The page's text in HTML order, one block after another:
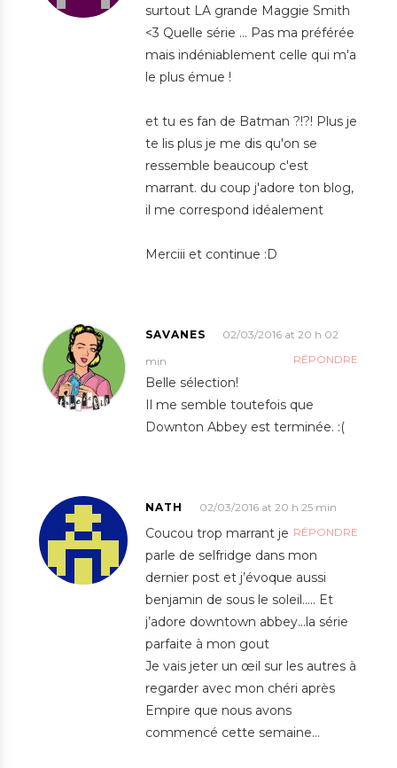
surtout LA grande Maggie Smith
<3 Quelle série … Pas ma préférée
mais indéniablement celle qui m'a
le plus émue !
et tu es fan de Batman ?!?! Plus je
te lis plus je me dis qu'on se
ressemble beaucoup c'est
marrant. du coup j'adore ton blog,
il me correspond idéalement
Merciii et continue :D
SAVANES
02/03/2016 at 20 h 02
min
RÉPONDRE
Belle sélection!
Il me semble toutefois que
Downton Abbey est terminée. :(
NATH
02/03/2016 at 20 h 25 min
RÉPONDRE
Coucou trop marrant je
parle de selfridge dans mon
dernier post et j’évoque aussi
benjamin de sous le soleil….. Et
j’adore downtown abbey…la série
parfaite à mon gout
Je vais jeter un œil sur les autres à
regarder avec mon chéri après
Empire que nous avons
commencé cette semaine…